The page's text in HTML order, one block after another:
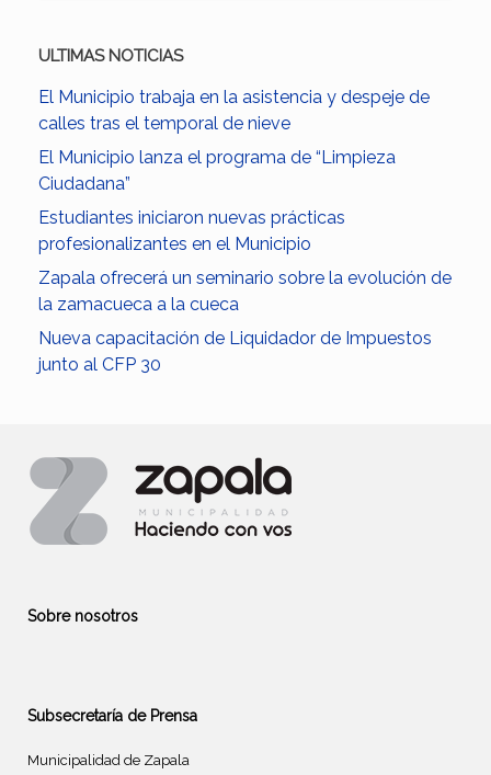
ULTIMAS NOTICIAS
El Municipio trabaja en la asistencia y despeje de
calles tras el temporal de nieve
El Municipio lanza el programa de “Limpieza
Ciudadana”
Estudiantes iniciaron nuevas prácticas
profesionalizantes en el Municipio
Zapala ofrecerá un seminario sobre la evolución de
la zamacueca a la cueca
Nueva capacitación de Liquidador de Impuestos
junto al CFP 30
Sobre nosotros
Subsecretaría de Prensa
Municipalidad de Zapala